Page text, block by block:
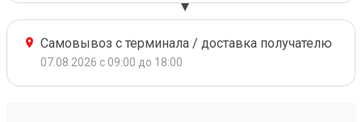
Самовывоз с терминала / доставка получателю
07.08.2026 с 09:00 до 18:00